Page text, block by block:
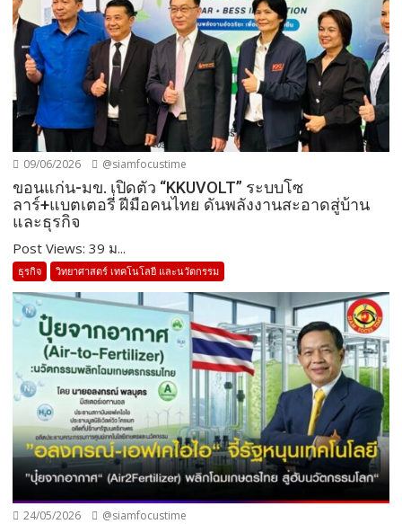
09/06/2026 @siamfocustime
ขอนแก่น-มข. เปิดตัว “KKUVOLT” ระบบโซ
ลาร์+แบตเตอรี่ ฝีมือคนไทย ดันพลังงานสะอาดสู่บ้าน
และธุรกิจ
Post Views: 39 ม...
ธุรกิจ วิทยาศาสตร์ เทคโนโลยี และนวัตกรรม
24/05/2026 @siamfocustime